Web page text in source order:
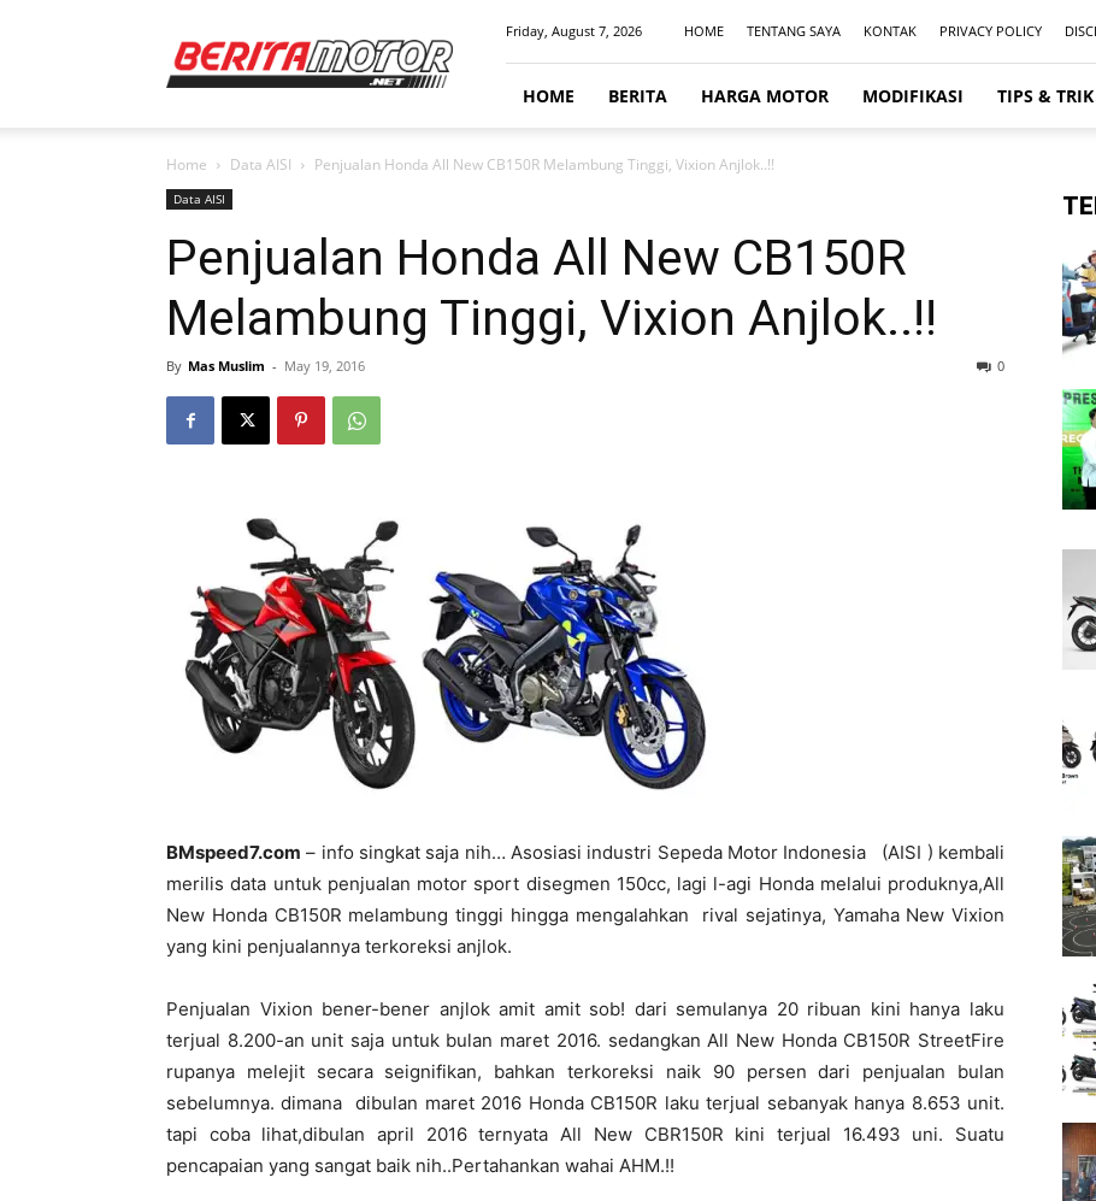
Friday, August 7, 2026 HOME TENTANG SAYA KONTAK PRIVACY POLICY
HOME BERITA HARGA MOTOR MODIFIKASI TIPS & TRIK
Home Data AISI Penjualan Honda All New CB150R Melambung Tinggi, Vixion Anjlok..!!
Data AISI
Penjualan Honda All New CB150R
Melambung Tinggi, Vixion Anjlok..!!
By Mas Muslim - May 19, 2016 0
BMspeed7.com – info singkat saja nih… Asosiasi industri Sepeda Motor Indonesia (AISI ) kembali
merilis data untuk penjualan motor sport disegmen 150cc, lagi l-agi Honda melalui produknya,All
New Honda CB150R melambung tinggi hingga mengalahkan rival sejatinya, Yamaha New Vixion
yang kini penjualannya terkoreksi anjlok.
Penjualan Vixion bener-bener anjlok amit amit sob! dari semulanya 20 ribuan kini hanya laku
terjual 8.200-an unit saja untuk bulan maret 2016. sedangkan All New Honda CB150R StreetFire
rupanya melejit secara seignifikan, bahkan terkoreksi naik 90 persen dari penjualan bulan
sebelumnya. dimana dibulan maret 2016 Honda CB150R laku terjual sebanyak hanya 8.653 unit.
tapi coba lihat,dibulan april 2016 ternyata All New CBR150R kini terjual 16.493 uni. Suatu
pencapaian yang sangat baik nih..Pertahankan wahai AHM.!!